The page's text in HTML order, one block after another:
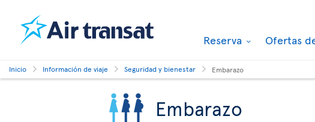
Reserva Ofertas
Inicio Información de viaje Seguridad y bienestar Embarazo
Embarazo